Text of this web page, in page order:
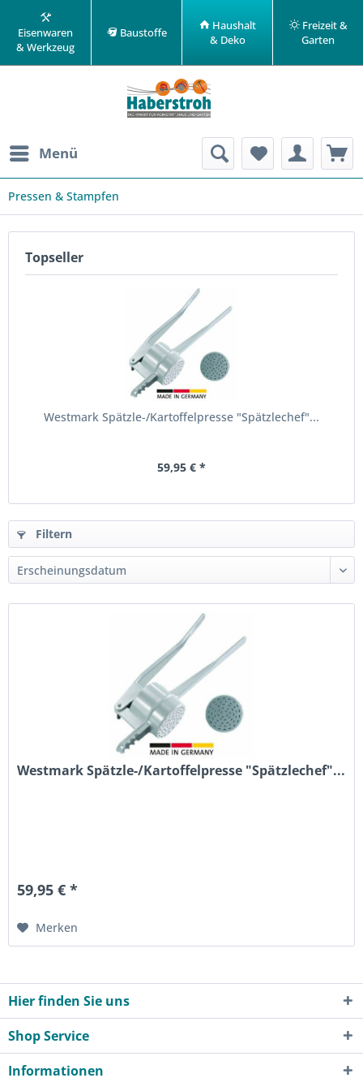
Eisenwaren
& Werkzeug
Baustoffe
Haushalt
& Deko
Freizeit &
Garten
Menü
Pressen & Stampfen
Topseller
Westmark Spätzle-/Kartoffelpresse "Spätzlechef"...
59,95 € *
Filtern
Westmark Spätzle-/Kartoffelpresse "Spätzlechef"...
59,95 € *
Merken
Hier finden Sie uns
Shop Service
Informationen